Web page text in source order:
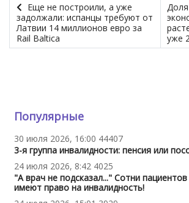
Еще не построили, а уже
задолжали: испанцы требуют от
Латвии 14 миллионов евро за
Rail Baltica
уже
Популярные
30 июля 2026, 16:00 44407
3-я группа инвалидности: пенсия или
24 июля 2026, 8:42 4025
"А врач не подсказал..." Сотни
имеют право на инвалидность!